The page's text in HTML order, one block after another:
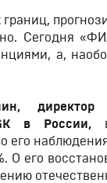
Сегодня
а,
в России,
его
О его